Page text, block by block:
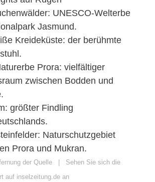
UNESCO-Welterbe
Jasmund.
Kreideküste: der berühmte
Prora: vielfältiger
zwischen Bodden und
größter Findling
Naturschutzgebiet
Prora und Mukran.
der Quelle
Sehen Sie sich die
auf inselzeitung.de an